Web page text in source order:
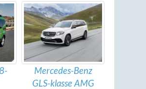
Mercedes-Benz
GLS-klasse AMG